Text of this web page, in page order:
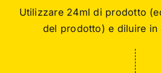
Utilizzare 24ml di prodotto
del prodotto) e diluire in